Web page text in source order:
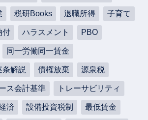
税研Books 退職所得 子育て
付 ハラスメント PBO
同一労働同一賃金
解説 債権放棄 源泉税
ス会計基準 トレーサビリティ
済 設備投資税制 最低賃金